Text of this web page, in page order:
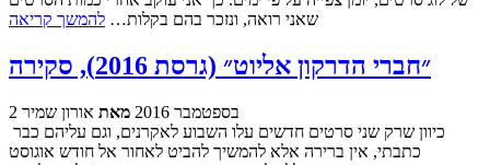
שאני רואה, ונזכר בהם בקלות… להמשך קריאה
״חברי הדרקון אליוט״ (גרסת 2016), סקירה
2 בספטמבר 2016 מאת אורון שמיר
כתבתי, אין ברירה אלא להמשיך להביט לאחור אל חודש אוגוסט